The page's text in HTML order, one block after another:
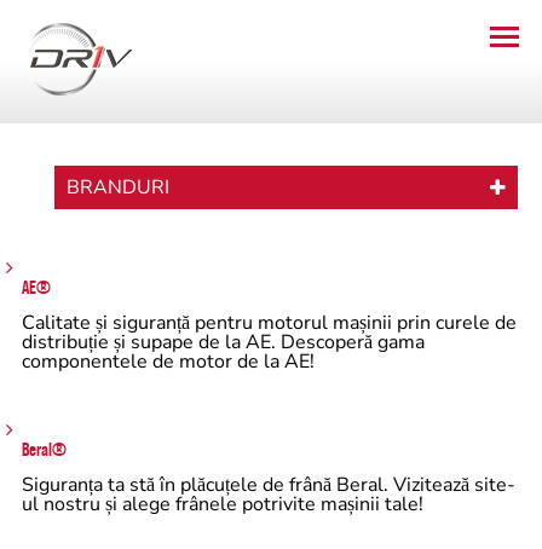
BRANDURI
AE®
Calitate și siguranță pentru motorul mașinii prin curele de
distribuție și supape de la AE. Descoperă gama
componentele de motor de la AE!
Beral®
Siguranța ta stă în plăcuțele de frână Beral. Vizitează site-
ul nostru și alege frânele potrivite mașinii tale!